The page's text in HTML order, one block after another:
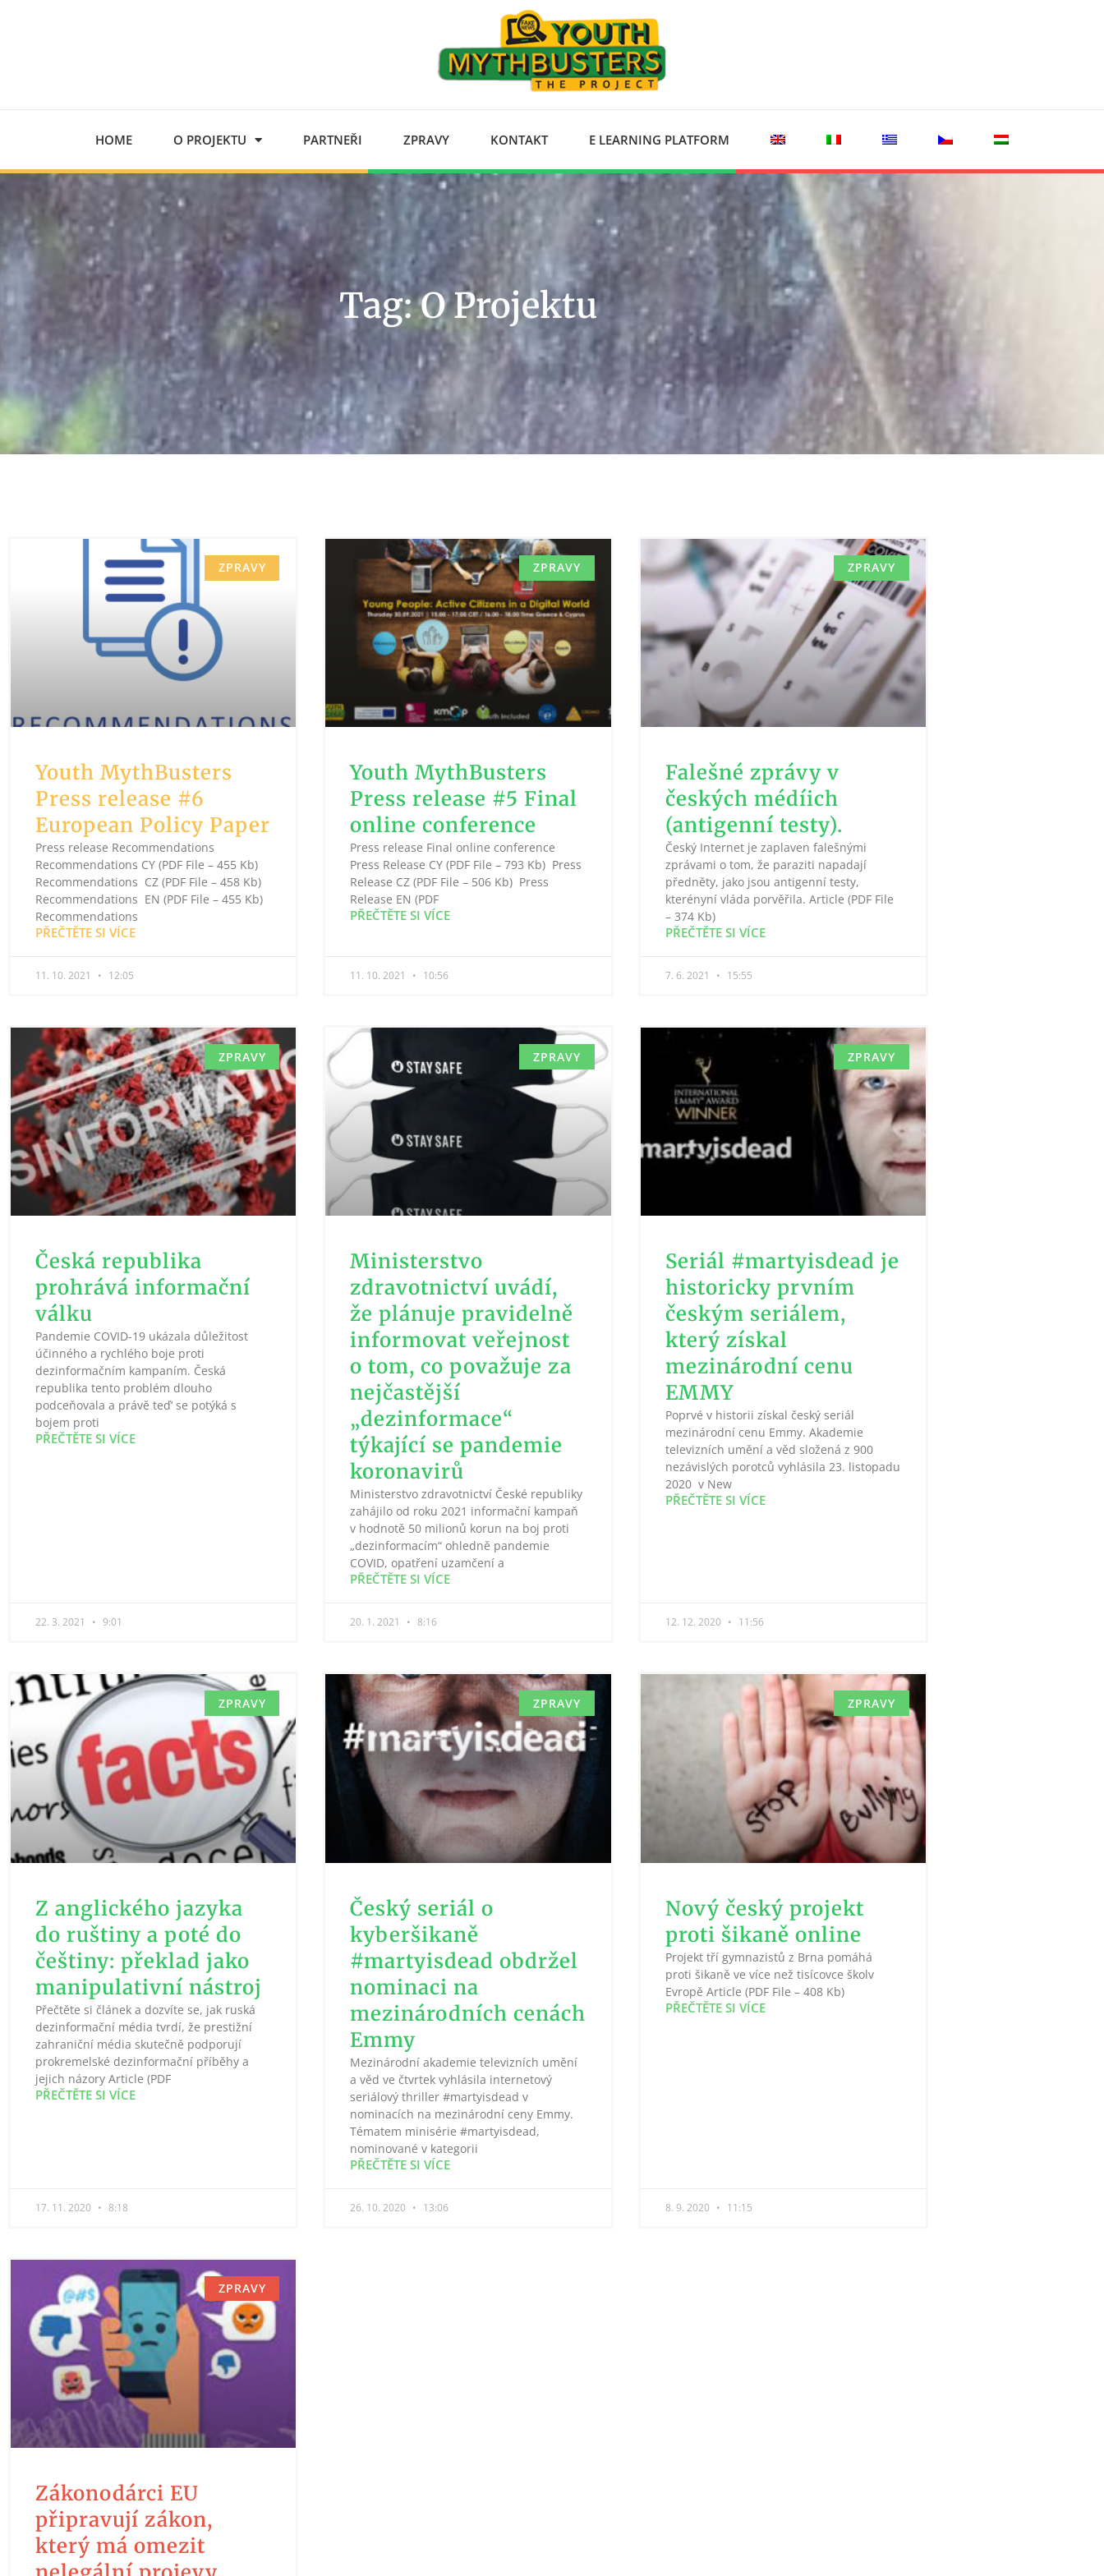
HOME O PROJEKTU PARTNEŘI ZPRAVY KONTAKT E LEARNING PLATFORM
Tag: O Projektu
ZPRAVY
Youth MythBusters
Press release #6
European Policy Paper
Press release Recommendations
Recommendations CY (PDF File – 455 Kb)
Recommendations CZ (PDF File – 458 Kb)
Recommendations EN (PDF File – 455 Kb)
Recommendations
PŘEČTĚTE SI VÍCE
11. 10. 2021 12:05
ZPRAVY
Youth MythBusters
Press release #5 Final
online conference
Press release Final online conference
Press Release CY (PDF File – 793 Kb) Press
Release CZ (PDF File – 506 Kb) Press
Release EN (PDF
PŘEČTĚTE SI VÍCE
11. 10. 2021 10:56
ZPRAVY
Falešné zprávy v
českých médíich
(antigenní testy).
Český Internet je zaplaven falešnými
zprávami o tom, že paraziti napadají
předněty, jako jsou antigenní testy,
kterényní vláda porvěřila. Article (PDF File
– 374 Kb)
PŘEČTĚTE SI VÍCE
7. 6. 2021 15:55
ZPRAVY
Česká republika
prohrává informační
válku
Pandemie COVID-19 ukázala důležitost
účinného a rychlého boje proti
dezinformačním kampaním. Česká
republika tento problém dlouho
podceňovala a právě teď‘ se potýká s
bojem proti
PŘEČTĚTE SI VÍCE
22. 3. 2021 9:01
ZPRAVY
Ministerstvo
zdravotnictví uvádí,
že plánuje pravidelně
informovat veřejnost
o tom, co považuje za
nejčastější
„dezinformace“
týkající se pandemie
koronavirů
Ministerstvo zdravotnictví České republiky
zahájilo od roku 2021 informační kampaň
v hodnotě 50 milionů korun na boj proti
„dezinformacím“ ohledně pandemie
COVID, opatření uzamčení a
PŘEČTĚTE SI VÍCE
20. 1. 2021 8:16
ZPRAVY
Seriál #martyisdead je
historicky prvním
českým seriálem,
který získal
mezinárodní cenu
EMMY
Poprvé v historii získal český seriál
mezinárodní cenu Emmy. Akademie
televizních umění a věd složená z 900
nezávislých porotců vyhlásila 23. listopadu
2020 v New
PŘEČTĚTE SI VÍCE
12. 12. 2020 11:56
ZPRAVY
Z anglického jazyka
do ruštiny a poté do
češtiny: překlad jako
manipulativní nástroj
Přečtěte si článek a dozvíte se, jak ruská
dezinformační média tvrdí, že prestižní
zahraniční média skutečně podporují
prokremelské dezinformační příběhy a
jejich názory Article (PDF
PŘEČTĚTE SI VÍCE
17. 11. 2020 8:18
ZPRAVY
Český seriál o
kyberšikaně
#martyisdead obdržel
nominaci na
mezinárodních cenách
Emmy
Mezinárodní akademie televizních umění
a věd ve čtvrtek vyhlásila internetový
seriálový thriller #martyisdead v
nominacích na mezinárodní ceny Emmy.
Tématem minisérie #martyisdead,
nominované v kategorii
PŘEČTĚTE SI VÍCE
26. 10. 2020 13:06
ZPRAVY
Nový český projekt
proti šikaně online
Projekt tří gymnazistů z Brna pomáhá
proti šikaně ve více než tisícovce školv
Evropě Article (PDF File – 408 Kb)
PŘEČTĚTE SI VÍCE
8. 9. 2020 11:15
ZPRAVY
Zákonodárci EU
připravují zákon,
který má omezit